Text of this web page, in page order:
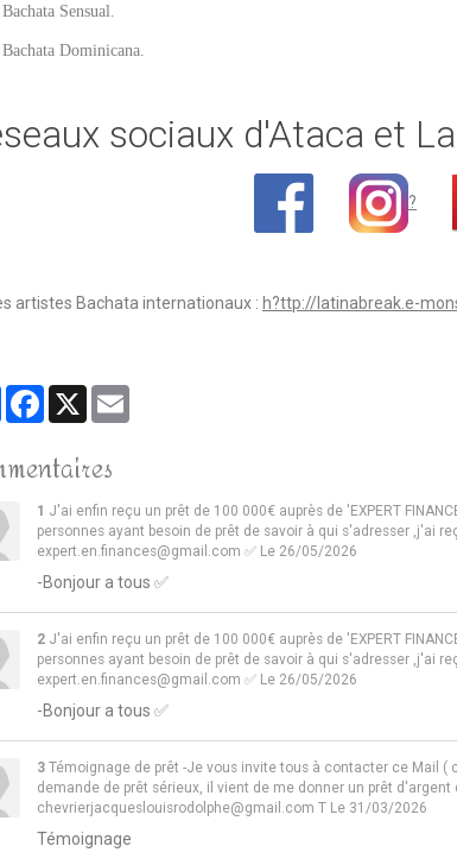
Bachata Sensual.
Bachata Dominicana.
sociaux d'Ataca et
?
artistes Bachata internationaux : h?ttp://latinabreak.e-
PartagerFacebook
X
1 J'ai enfin reçu un prêt de 100 000€ auprès de 'EXPERT
personnes ayant besoin de prêt de savoir à qui s'adresser ,j'ai
expert.en.finances@gmail.com ✅ Le 26/05/2026
-Bonjour a tous ✅
2 J'ai enfin reçu un prêt de 100 000€ auprès de 'EXPERT
personnes ayant besoin de prêt de savoir à qui s'adresser ,j'ai
expert.en.finances@gmail.com ✅ Le 26/05/2026
-Bonjour a tous ✅
3 Témoignage de prêt -Je vous invite tous à contacter ce Mail
demande de prêt sérieux, il vient de me donner un prêt
chevrierjacqueslouisrodolphe@gmail.com T Le 31/03/2026
Témoignage